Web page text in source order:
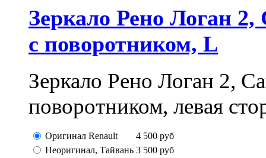
Зеркало Рено Логан 2,
с поворотником, L
Зеркало Рено Логан 2,
поворотником, левая
Оригинал Renault 4 500 руб
Неоригинал, Тайвань 3 500 руб